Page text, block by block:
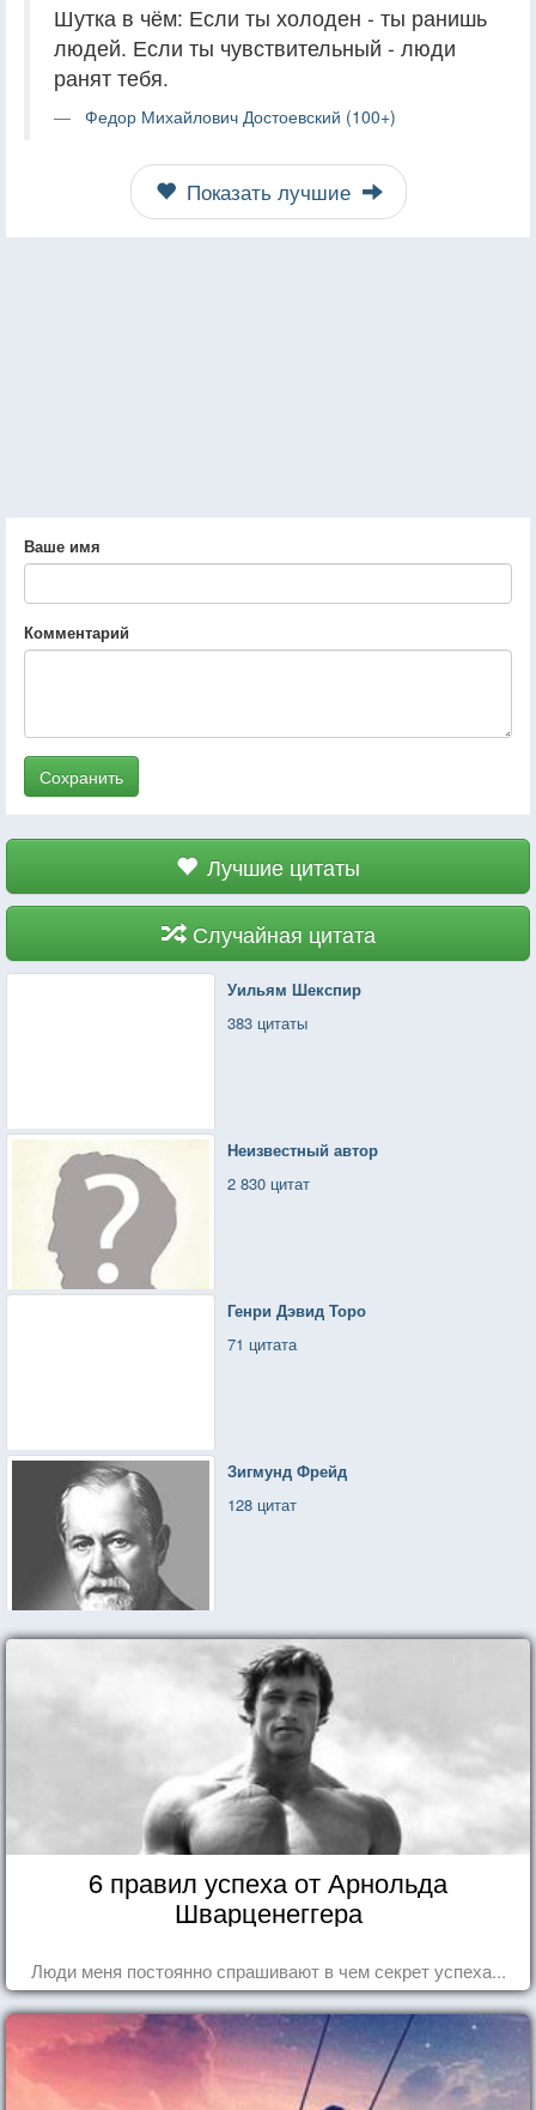
Шутка в чём: Если ты холоден - ты ранишь
людей. Если ты чувствительный - люди
ранят тебя.
Федор Михайлович Достоевский (100+)
Показать лучшие
Ваше имя
Комментарий
Сохранить
Лучшие цитаты
Случайная цитата
Уильям Шекспир
383 цитаты
Неизвестный автор
2 830 цитат
Генри Дэвид Торо
71 цитата
Зигмунд Фрейд
128 цитат
6 правил успеха от Арнольда
Шварценеггера
Люди меня постоянно спрашивают в чем секрет успеха...